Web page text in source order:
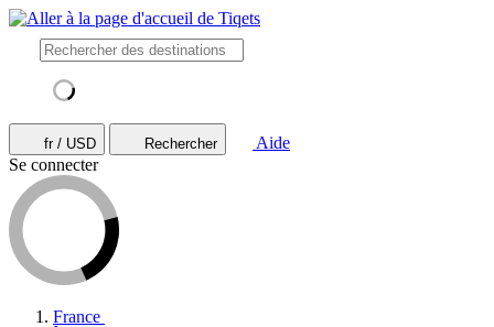
fr / USD Rechercher
Aide
Se connecter
France